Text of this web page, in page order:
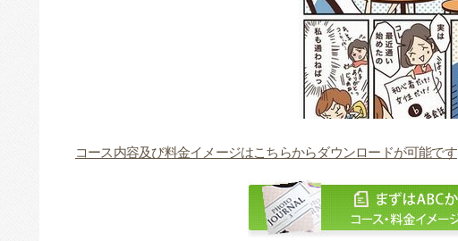
コース内容及び料金イメージはこちらからダウンロードが可能です